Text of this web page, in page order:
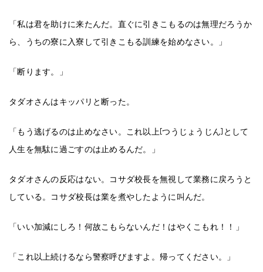
「私は君を助けに来たんだ。直ぐに引きこもるのは無理だろうか
ら、うちの寮に入寮して引きこもる訓練を始めなさい。」
「断ります。」
タダオさんはキッパリと断った。
「もう逃げるのは止めなさい。これ以上[つうじょうじん]として
人生を無駄に過ごすのは止めるんだ。」
タダオさんの反応はない。コサダ校長を無視して業務に戻ろうと
している。コサダ校長は業を煮やしたように叫んだ。
「いい加減にしろ！何故こもらないんだ！はやくこもれ！！」
「これ以上続けるなら警察呼びますよ。帰ってください。」